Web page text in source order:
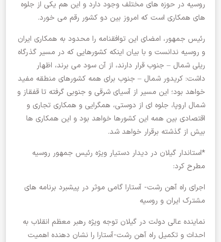
روسیه در حوزه های مختلف وجود دارد و این هم یکی از جلوه
های همکاری است که امروز بین دو کشور رقم می خورد.
رئیس جمهور، امضای این توافقنامه را محدود به همکاری ایران
و روسیه ندانست و با بیان اینکه کشورهایی که در مسیر گذرگاه
ریلی شمال – جنوب قرار دارند، از آن سود می برند، اظهار
داشت: کریدور شمال – جنوب برای همه کشورهای منطقه مفید
خواهد بود؛ این مسیر از آسیای شرقی و جنوبی گرفته تا قفقاز و
شمال اروپا، جلوه ای از دوستی، همگرایی و همکاری تجاری و
اقتصادی بین همه این کشورها خواهد بود و این همکاری ها
بیش از گذشته برقرار خواهد شد.
*استاندار گیلان در دیدار دستیار ویژه رئیس جمهور روسیه
مطرح کرد:
اجرای راه آهن رشت- آستارا گامی موثر در پیشبرد برنامه های
مشترک ایران و روسیه
نماینده عالی دولت در گیلان توجه ویژه رهبر معظم انقلاب به
احداث و تکمیل راه آهن رشت-آستارا را نشان دهنده اهمیت